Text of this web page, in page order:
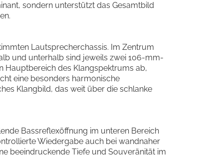
sondern unterstützt das Gesamtbild
Lautsprecherchassis. Im Zentrum
und unterhalb sind jeweils zwei 106-mm-
Hauptbereich des Klangspektrums ab,
eine besonders harmonische
Klangbild, das weit über die schlanke
Bassreflexöffnung im unteren Bereich
Wiedergabe auch bei wandnaher
beeindruckende Tiefe und Souveränität im